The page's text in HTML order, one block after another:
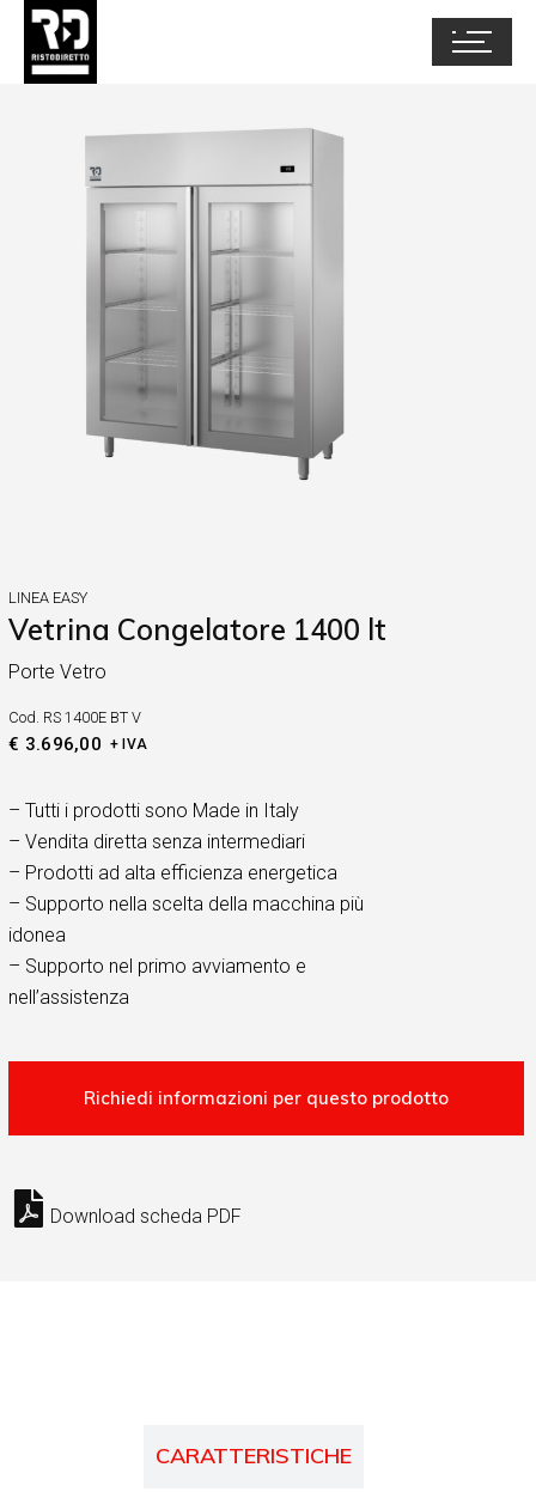
LINEA EASY
Vetrina Congelatore 1400 lt
Porte Vetro
Cod. RS 1400E BT V
€ 3.696,00 + IVA
– Tutti i prodotti sono Made in Italy
– Vendita diretta senza intermediari
– Prodotti ad alta efficienza energetica
– Supporto nella scelta della macchina più
idonea
– Supporto nel primo avviamento e
nell’assistenza
Download scheda PDF
CARATTERISTICHE